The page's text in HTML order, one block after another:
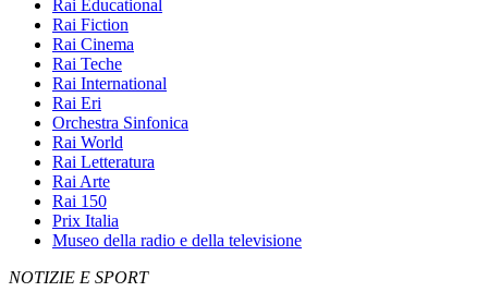
Rai Educational
Rai Fiction
Rai Cinema
Rai Teche
Rai International
Rai Eri
Orchestra Sinfonica
Rai World
Rai Letteratura
Rai Arte
Rai 150
Prix Italia
Museo della radio e della televisione
NOTIZIE E SPORT